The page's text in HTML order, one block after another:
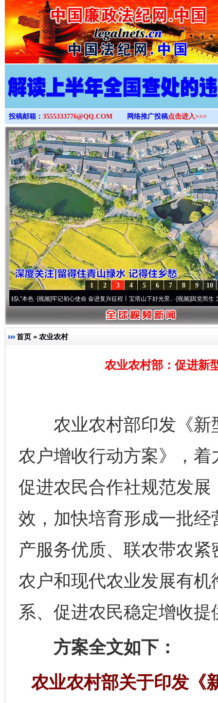
>
投稿邮箱： 3555333776@QQ.COM 网络推广投稿点击进入>>>
10
9
8
7
6
5
4
3
2
1
·[视频]牢记初心使命 奋进复兴征程丨宝塔山下好光景..·[视频]因党而生 为党而战
首页 » 农业农村
农业农村部：促进新
农业农村部印发《新
农户增收行动方案》，
促进农民合作社规范发
效，加快培育形成一批
产服务优质、联农带农
农户和现代农业发展有
系、促进农民稳定增收提
方案全文如下：
农业农村部关于印发《